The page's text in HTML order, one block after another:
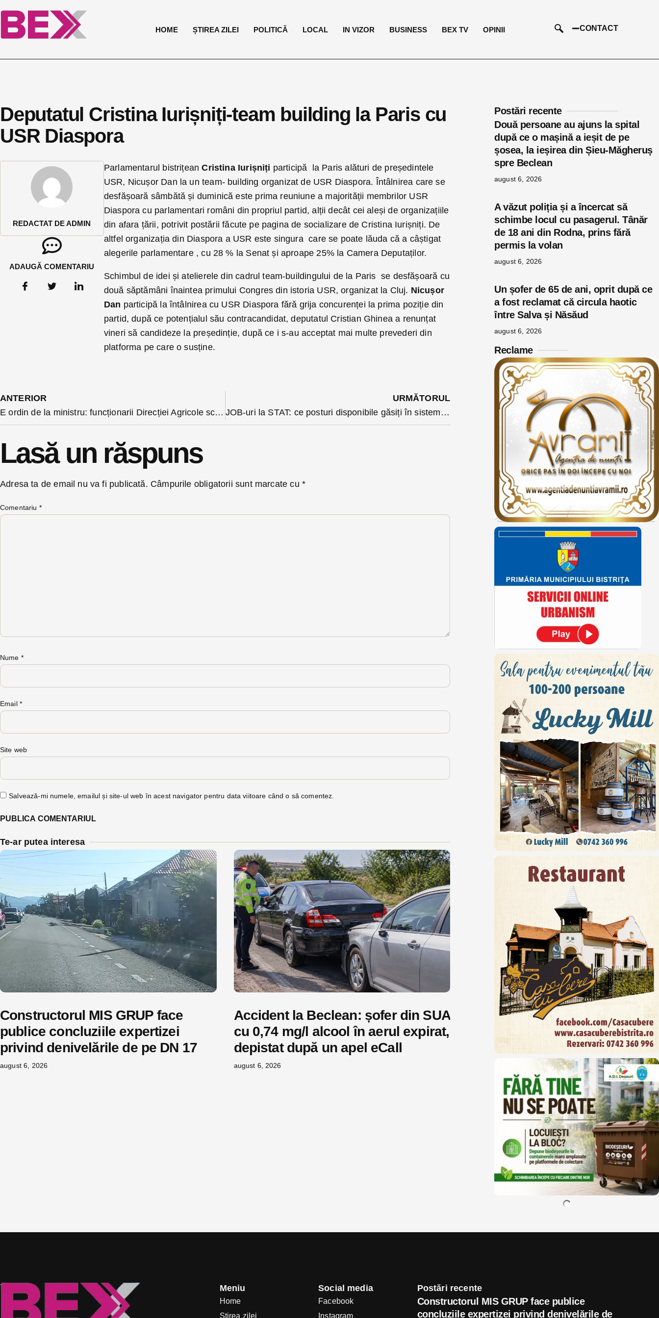
HOME ȘTIREA ZILEI POLITICĂ LOCAL IN VIZOR BUSINESS BEX TV OPINII CONTACT
Deputatul Cristina Iurișniți-team building la Paris cu
USR Diaspora
REDACTAT DE ADMIN
ADAUGĂ COMENTARIU
Parlamentarul bistrițeanCristina Iurișniți participă la Paris alături de președintele
USR, Nicușor Dan la un team- building organizat de USR Diaspora. Întâlnirea care se
desfășoară sâmbătă și duminică este prima reuniune a majorității membrilor USR
Diaspora cu parlamentari români din propriul partid, alții decât cei aleși de organizațiile
din afara țării, potrivit postării făcute pe pagina de socializare de Cristina Iurișniți. De
altfel organizația din Diaspora a USR este singura care se poate lăuda că a câștigat
alegerile parlamentare , cu 28 % la Senat și aproape 25% la Camera Deputaților.
Schimbul de idei și atelierele din cadrul team-buildingului de la Paris se desfășoară cu
două săptămâni înaintea primului Congres din istoria USR, organizat la Cluj. Nicușor
Dan participă la întâlnirea cu USR Diaspora fără grija concurenței la prima poziție din
partid, după ce potențialul său contracandidat, deputatul Cristian Ghinea a renunțat
vineri să candideze la președinție, după ce i s-au acceptat mai multe prevederi din
platforma pe care o susține.
ANTERIOR
E ordin de la ministru: funcționarii Direcției Agricole scoși din birouri și puși să trimită fermierii la APIA
URMĂTORUL
JOB-uri la STAT: ce posturi disponibile găsiți în sistemul bugetar în Bistrița-Năsăud. O instituție vrea 12 angajați noi
Lasă un răspuns
Adresa ta de email nu va fi publicată. Câmpurile obligatorii sunt marcate cu *
Comentariu *
Nume *
Email *
Site web
Salvează-mi numele, emailul și site-ul web în acest navigator pentru data viitoare când o să comentez.
Te-ar putea interesa
Constructorul MIS GRUP face
publice concluziile expertizei
privind denivelările de pe DN 17
august 6, 2026
Accident la Beclean: șofer din SUA
cu 0,74 mg/l alcool în aerul expirat,
depistat după un apel eCall
august 6, 2026
Postări recente
Două persoane au ajuns la spital
după ce o mașină a ieșit de pe
șosea, la ieșirea din Șieu-Măgheruș
spre Beclean
august 6, 2026
A văzut poliția și a încercat să
schimbe locul cu pasagerul. Tânăr
de 18 ani din Rodna, prins fără
permis la volan
august 6, 2026
Un șofer de 65 de ani, oprit după ce
a fost reclamat că circula haotic
între Salva și Năsăud
august 6, 2026
Reclame
Meniu
Home
Știrea zilei
Social media
Facebook
Instagram
Postări recente
Constructorul MIS GRUP face publice
concluziile expertizei privind denivelările de